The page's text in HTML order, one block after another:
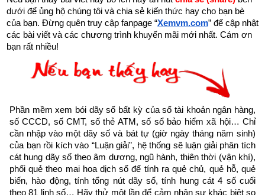
trích từ Cuốn “Hạt giống tâm hồn tập 11” của nhà xuất bản
tổng hợp TP. Hồ Chí Minh
Nhiều người không biết thế nào là hạnh phúc, không phải vì họ
chưa từng có hạnh phúc mà vì họ chưa bao giờ biết dừng lại
- William Feather
Ba mươi ngày nay, chúng tôi vẫn không ngừng bám theo dấu
vết – tôi và cả gia đình người Eskimo. Thời tiết thật khắc
nghiệt, cái lạnh và gió rét như muốn đóng băng chúng tôi, nhiệt
độ lúc này đã xuống âm 50 độ, thế nhưng tinh thần của gia
đình người Eskimo vẫn thật kiên cường. Có thể nói đây là
dưới để ủng hộ chúng tôi và chia sẻ kiến thức hay cho bạn bè
của bạn. Đừng quên truy cập fanpage “Xemvm.com” để cập nhật
các bài viết và các chương trình khuyến mãi mới nhất. Cám ơn
bạn rất nhiều!
Phần mềm xem bói dãy số bất kỳ của số tài khoản ngân hàng,
số CCCD, số CMT, số thẻ ATM, số sổ bảo hiểm xã hội… Chỉ
cần nhập vào một dãy số và bát tự (giờ ngày tháng năm sinh)
của bạn rồi kích vào “Luận giải”, hệ thống sẽ luận giải phân tích
cát hung dãy số theo âm dương, ngũ hành, thiên thời (vận khí),
phối quẻ theo mai hoa dịch số để tính ra quẻ chủ, quẻ hỗ, quẻ
biến, hào động, tính tổng nút dãy số, tính hung cát 4 số cuối
theo 81 linh số… Hãy thử một lần để cảm nhận sự khác biệt so